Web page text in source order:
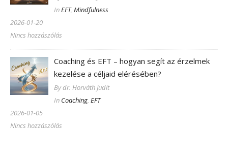
InEFT,Mindfulness
2026-01-20
Nincs hozzászólás
Coaching és EFT – hogyan segít az érzelmek
kezelése a céljaid elérésében?
By dr. Horváth Judit
In Coaching,EFT
2026-01-05
Nincs hozzászólás